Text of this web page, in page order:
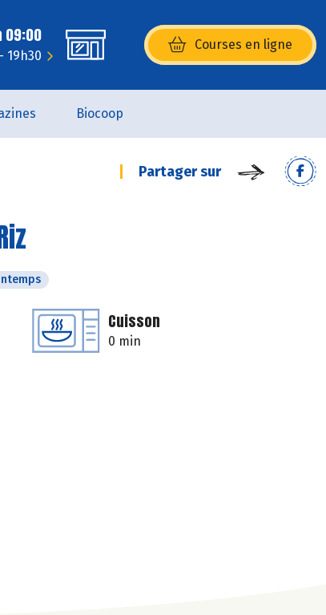
09:00
19h30
Courses en ligne
(s’ouvre dans une nouvelle
Biocoop
Partager sur
Cuisson
0 min